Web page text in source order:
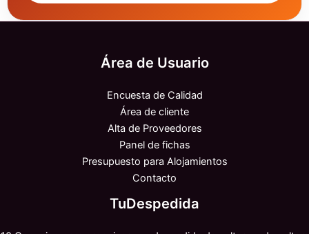
Área de Usuario
Encuesta de Calidad
Área de cliente
Alta de Proveedores
Panel de fichas
Presupuesto para Alojamientos
Contacto
TuDespedida